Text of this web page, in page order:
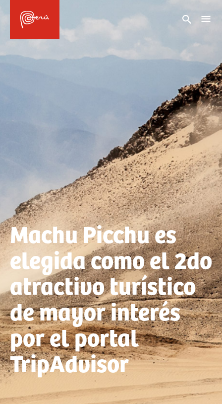
Machu Picchu es
elegida como el 2do
atractivo turístico
de mayor interés
por el portal
TripAdvisor